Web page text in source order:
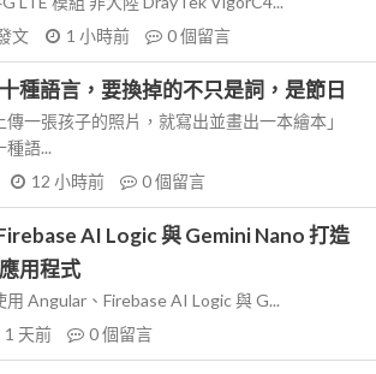
文 1 小時前 0個留言
種語言，要換掉的不只是詞，是節日
一張孩子的照片，就寫出並畫出一本繪本」
種語...
12 小時前 0個留言
AI Logic 與 Gemini Nano 打造
用程式
Angular、Firebase AI Logic 與 G...
1 天前 0個留言